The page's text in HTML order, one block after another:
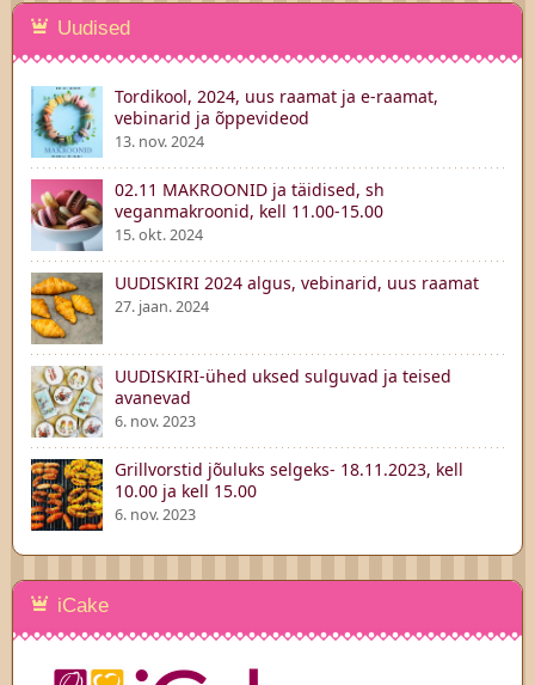
Uudised
Tordikool, 2024, uus raamat ja e-raamat,
vebinarid ja õppevideod
13. nov. 2024
02.11 MAKROONID ja täidised, sh
veganmakroonid, kell 11.00-15.00
15. okt. 2024
UUDISKIRI 2024 algus, vebinarid, uus raamat
27. jaan. 2024
UUDISKIRI-ühed uksed sulguvad ja teised
avanevad
6. nov. 2023
Grillvorstid jõuluks selgeks- 18.11.2023, kell
10.00 ja kell 15.00
6. nov. 2023
iCake